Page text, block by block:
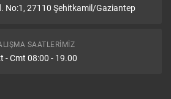
No:1, 27110 Şehitkamil/Gaziantep
SAATLERIMIZ
- Cmt 08:00 - 19.00